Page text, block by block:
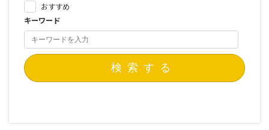
おすすめ
キーワード
検索する